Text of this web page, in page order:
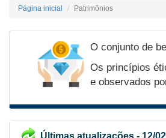
Página inicial Patrimônios
O conjunto de
Os princípios
e observados
Últimas atualizações - 12/